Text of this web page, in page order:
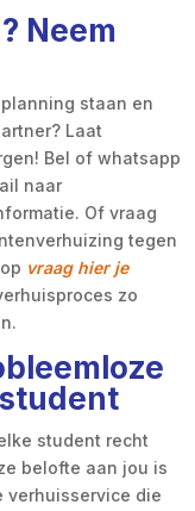
Neem
staan en
Laat
Bel of whatsapp
naar
Of vraag
tegen
vraag hier je
zo
student recht
belofte aan jou is
verhuisservice die